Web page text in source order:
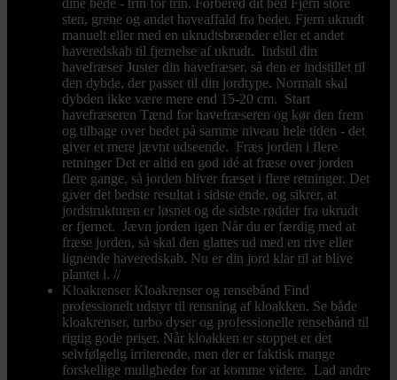
dine bede - trin for trin. Forbered dit bed Fjern store
sten, grene og andet haveaffald fra bedet. Fjern ukrudt
manuelt eller med en ukrudtsbrænder eller et andet
haveredskab til fjernelse af ukrudt. Indstil din
havefræser Juster din havefræser, så den er indstillet til
den dybde, der passer til din jordtype. Normalt skal
dybden ikke være mere end 15-20 cm. Start
havefræseren Tænd for havefræseren og kør den frem
og tilbage over bedet på samme niveau hele tiden - det
giver et mere jævnt udseende. Fræs jorden i flere
retninger Det er altid en god idé at fræse over jorden
flere gange, så jorden bliver fræset i flere retninger. Det
giver det bedste resultat i sidste ende, og sikrer, at
jordstrukturen er løsnet og de sidste rødder fra ukrudt
er fjernet. Jævn jorden igen Når du er færdig med at
fræse jorden, så skal den glattes ud med en rive eller
lignende haveredskab. Nu er din jord klar til at blive
plantet i. //
Kloakrenser Kloakrenser og rensebånd Find
professionelt udstyr til rensning af kloakken. Se både
kloakrenser, turbo dyser og professionelle rensebånd til
rigtig gode priser. Når kloakken er stoppet er det
selvfølgelig irriterende, men der er faktisk mange
forskellige muligheder for at komme videre. Lad andre